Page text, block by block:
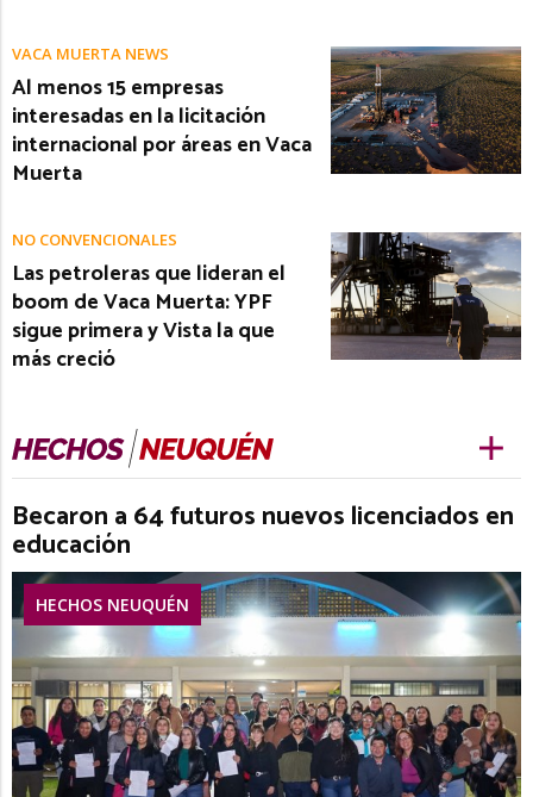
VACA MUERTA NEWS
Al menos 15 empresas
interesadas en la licitación
internacional por áreas en Vaca
Muerta
NO CONVENCIONALES
Las petroleras que lideran el
boom de Vaca Muerta: YPF
sigue primera y Vista la que
más creció
Becaron a 64 futuros nuevos licenciados en
educación
HECHOS NEUQUÉN